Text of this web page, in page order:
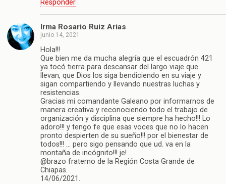
Responder
Irma Rosario Ruiz Arias
junio 14, 2021
Hola!!!
Que bien me da mucha alegría que el escuadrón 421
ya tocó tierra para descansar del largo viaje que
llevan, que Dios los siga bendiciendo en su viaje y
sigan compartiendo y llevando nuestras luchas y
resistencias.
Gracias mi comandante Galeano por informarnos de
manera creativa y reconociendo todo el trabajo de
organización y disciplina que siempre ha hecho!!! Lo
adoro!!! y tengo fe que esas voces que no lo hacen
pronto despierten de su sueño!!! por el bienestar de
todos!!! … pero sigo pensando que ud. va en la
montaña de incógnito!!! je!
@brazo fraterno de la Región Costa Grande de
Chiapas.
14/06/2021.